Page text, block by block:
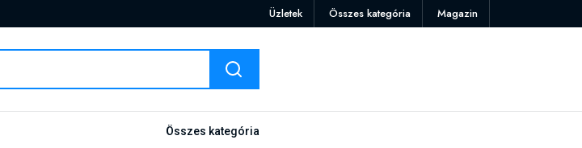
Üzletek Összes kategória Magazin
Összes kategória